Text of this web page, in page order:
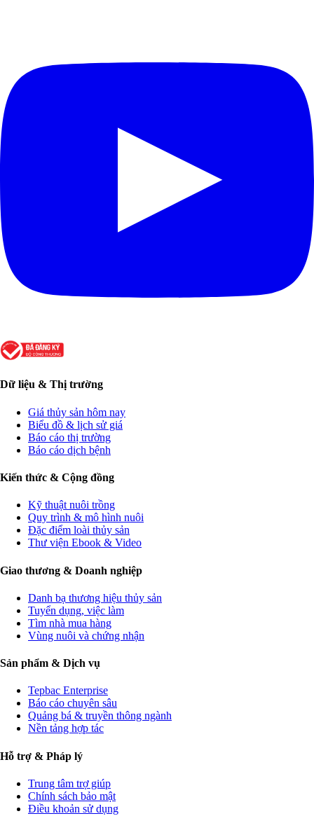
Dữ liệu & Thị trường
Giá thủy sản hôm nay
Biểu đồ & lịch sử giá
Báo cáo thị trường
Báo cáo dịch bệnh
Kiến thức & Cộng đồng
Kỹ thuật nuôi trồng
Quy trình & mô hình nuôi
Đặc điểm loài thủy sản
Thư viện Ebook & Video
Giao thương & Doanh nghiệp
Danh bạ thương hiệu thủy sản
Tuyển dụng, việc làm
Tìm nhà mua hàng
Vùng nuôi và chứng nhận
Sản phẩm & Dịch vụ
Tepbac Enterprise
Báo cáo chuyên sâu
Quảng bá & truyền thông ngành
Nền tảng hợp tác
Hỗ trợ & Pháp lý
Trung tâm trợ giúp
Chính sách bảo mật
Điều khoản sử dụng